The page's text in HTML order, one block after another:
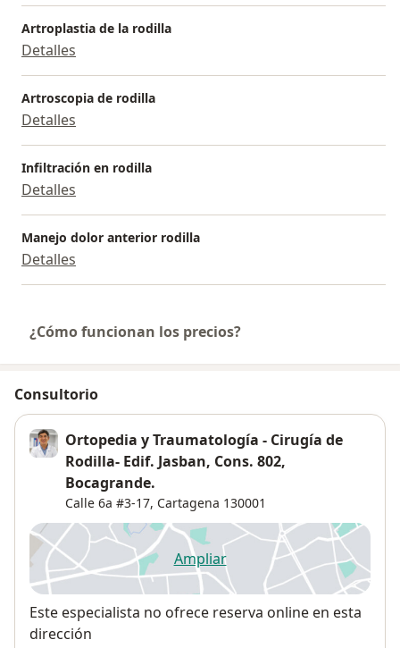
Artroplastia de la rodilla
Detalles
Artroscopia de rodilla
Detalles
Infiltración en rodilla
Detalles
Manejo dolor anterior rodilla
Detalles
¿Cómo funcionan los precios?
Consultorio
Ortopedia y Traumatología - Cirugía de
Rodilla- Edif. Jasban, Cons. 802,
Bocagrande.
Calle 6a #3-17, Cartagena 130001
Ampliarse abre en una nueva
Disponibilidad
Este especialista no ofrece reserva online en esta
dirección